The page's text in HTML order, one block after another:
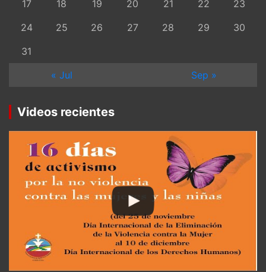
17
18 19 20 21 22
23
24
25 26 27 28 29
30
31
« Jul
Sep »
Videos recientes